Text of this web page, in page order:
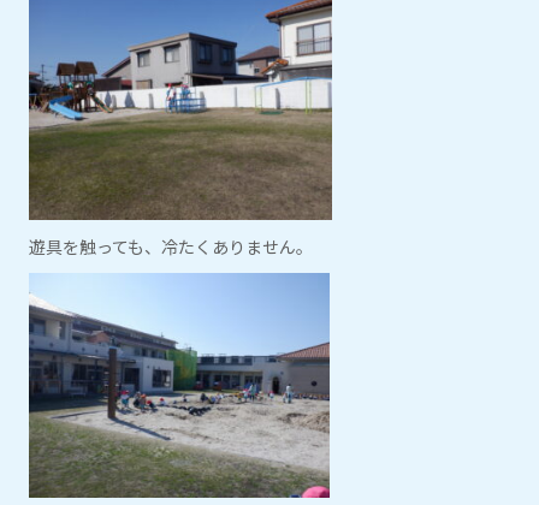
遊具を触っても、冷たくありません。